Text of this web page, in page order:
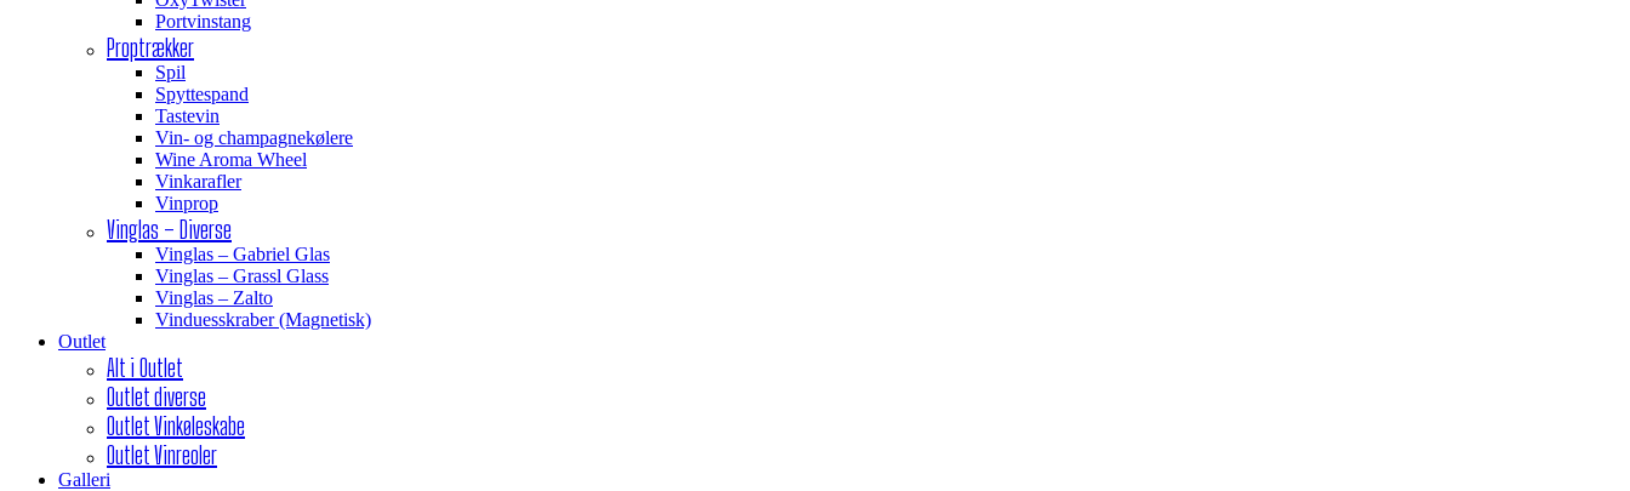
Portvinstang
Proptrækker
Spil
Spyttespand
Tastevin
Vin- og champagnekølere
Wine Aroma Wheel
Vinkarafler
Vinprop
Vinglas – Diverse
Vinglas – Gabriel Glas
Vinglas – Grassl Glass
Vinglas – Zalto
Vinduesskraber (Magnetisk)
Outlet
Alt i Outlet
Outlet diverse
Outlet Vinkøleskabe
Outlet Vinreoler
Galleri